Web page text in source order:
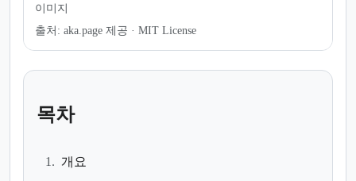
이미지
출처: aka.page 제공 · MIT License
목차
1. 개요